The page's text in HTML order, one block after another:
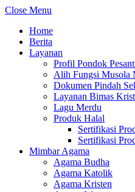
Close Menu
Home
Berita
Layanan
Profil Pondok
Alih Fungsi Musola
Dokumen Pindah
Layanan Bimas
Lagu Merdu
Produk Halal
Sertifikasi
Sertifikasi
Mimbar Agama
Agama Budha
Agama Katolik
Agama Kristen